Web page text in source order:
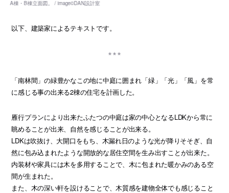
以下、建築家によるテキストです。
「南林間」の緑豊かなこの地に中庭に囲まれ「緑」「光」「風」を常
に感じる事の出来る2棟の住宅を計画した。
雁行プランにより出来たふたつの中庭は家の中心となるLDKから常に
眺めることが出来、自然を感じることが出来る。
LDKは吹抜け、大開口をもち、木漏れ日のような光が降りそそぎ、自
然に包み込まれたような開放的な居住空間を生み出すことが出来た。
内装材や家具には木を多用することで、木に包まれた暖かみのある空
間が生まれた。
また、木の深い軒を設けることで、木質感を建物全体でも感じること